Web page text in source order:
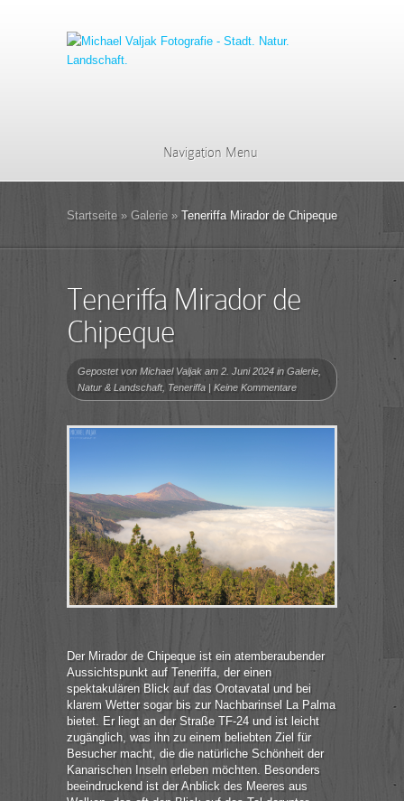
Navigation Menu
Startseite » Galerie » Teneriffa Mirador de Chipeque
Teneriffa Mirador de
Chipeque
Gepostet von Michael Valjak am 2. Juni 2024 in Galerie
Natur & Landschaft, Teneriffa | Keine Kommentare
Der Mirador de Chipeque ist ein atemberaubender
Aussichtspunkt auf Teneriffa, der einen
spektakulären Blick auf das Orotavatal und bei
klarem Wetter sogar bis zur Nachbarinsel La Palma
bietet. Er liegt an der Straße TF-24 und ist leicht
zugänglich, was ihn zu einem beliebten Ziel für
Besucher macht, die die natürliche Schönheit der
Kanarischen Inseln erleben möchten. Besonders
beeindruckend ist der Anblick des Meeres aus